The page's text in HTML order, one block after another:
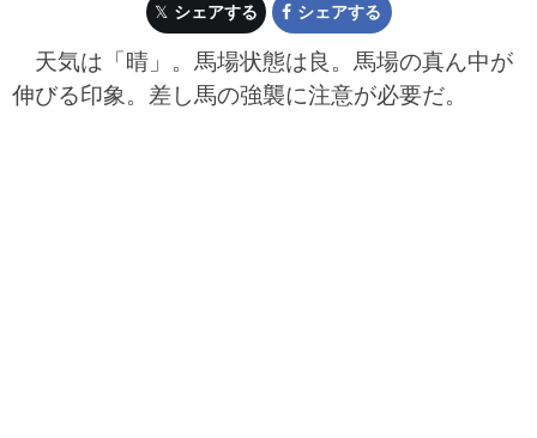
シェアする シェアする
天気は「晴」。馬場状態は良。馬場の真ん中が
伸びる印象。差し馬の強襲に注意が必要だ。